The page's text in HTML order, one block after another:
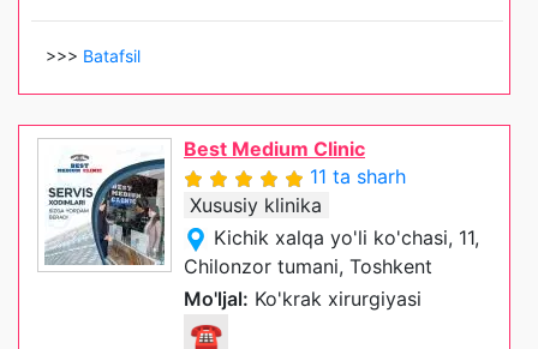
>>> Batafsil
Best Medium Clinic
11 ta sharh
Xususiy klinika
Kichik xalqa yo'li ko'chasi, 11,
Chilonzor tumani, Toshkent
Mo'ljal: Ko'krak xirurgiyasi
☎